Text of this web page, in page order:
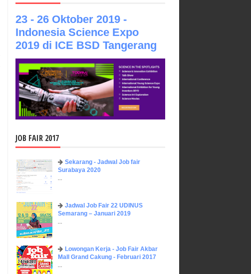
23 - 26 Oktober 2019 -
Indonesia Science Expo
2019 di ICE BSD Tangerang
JOB FAIR 2017
Sekarang - Jadwal Job fair
Surabaya 2020
...
Jadwal Job Fair 22 UDINUS
Semarang – Januari 2019
...
Lowongan Kerja - Job Fair ​Akbar ​
Mall Grand Cakung - Februari 2017
...